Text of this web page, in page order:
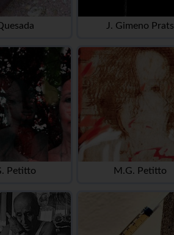
J. Gimeno Prats
Petitto M.G. Petitto